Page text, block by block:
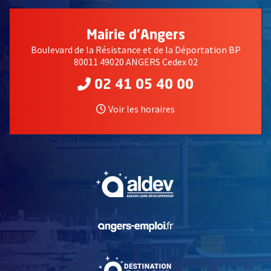
Mairie d'Angers
Boulevard de la Résistance et de la Déportation BP
80011 49020 ANGERS Cedex 02
02 41 05 40 00
Voir les horaires
, Ouvre une nouvelle